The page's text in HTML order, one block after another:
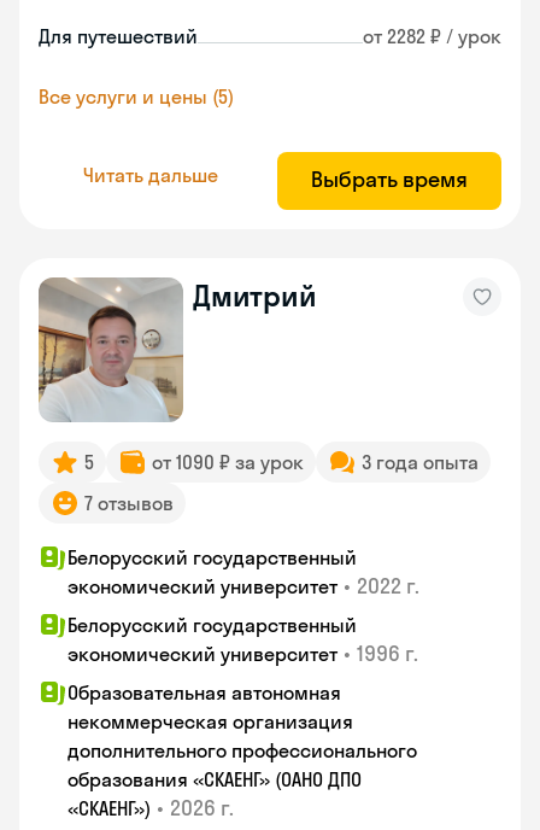
Для путешествий от 2282 ₽ / урок
Все услуги и цены (5)
Читать дальше Выбрать время
Дмитрий
5 от 1090 ₽ за урок
3 года опыта
7 отзывов
Белорусский государственный
экономический университет • 2022 г.
Белорусский государственный
экономический университет • 1996 г.
Образовательная автономная
некоммерческая организация
дополнительного профессионального
образования «СКАЕНГ» (ОАНО ДПО
«СКАЕНГ») • 2026 г.